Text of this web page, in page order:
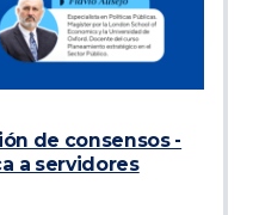
de consensos -
a servidores